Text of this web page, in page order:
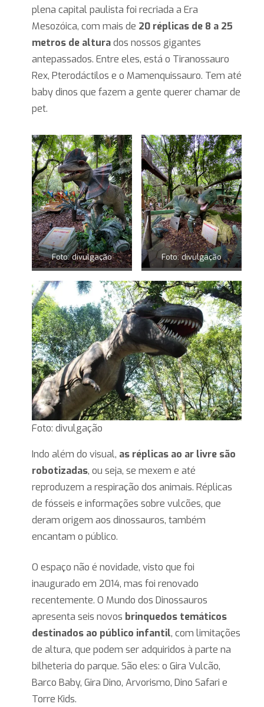
plena capital paulista foi recriada a Era
Mesozóica, com mais de 20 réplicas de 8 a 25
metros de alturados nossos gigantes
antepassados. Entre eles, está o Tiranossauro
Rex, Pterodáctilos e o Mamenquissauro. Tem até
baby dinos que fazem a gente querer chamar de
pet.
Foto: divulgação Foto: divulgação
Foto: divulgação
Indo além do visual, as réplicas ao ar livre são
robotizadas, ou seja, se mexem e até
reproduzem a respiração dos animais. Réplicas
de fósseis e informações sobre vulcões, que
deram origem aos dinossauros, também
encantam o público.
O espaço não é novidade, visto que foi
inaugurado em 2014, mas foi renovado
recentemente. O Mundo dos Dinossauros
apresenta seis novos brinquedos temáticos
destinados ao público infantil, com limitações
de altura, que podem ser adquiridos à parte na
bilheteria do parque. São eles: o Gira Vulcão,
Barco Baby, Gira Dino, Arvorismo, Dino Safari e
Torre Kids.